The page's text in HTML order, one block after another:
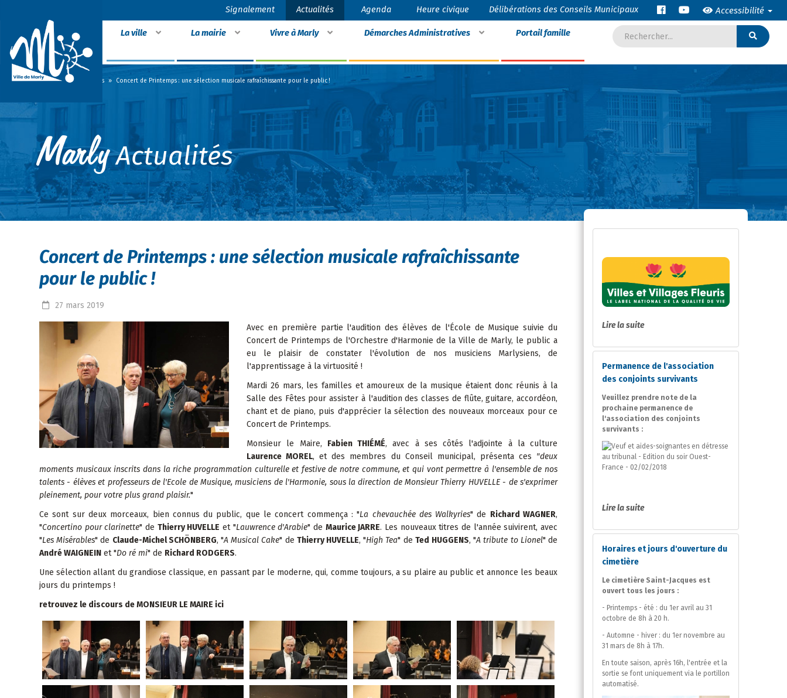
Signalement Actualités Agenda Heure civique Délibérations des Conseils Municipaux Accessibilité
La ville La mairie Vivre à Marly Démarches Administratives Portail famille
Accueil » Actualités » Concert de Printemps : une sélection musicale rafraîchissante pour le public !
Actualités
Concert de Printemps : une sélection musicale rafraîchissante
pour le public !
27 mars 2019
Avec en première partie l'audition des élèves de l'École de Musique suivie du
Concert de Printemps de l'Orchestre d'Harmonie de la Ville de Marly, le public a
eu le plaisir de constater l'évolution de nos musiciens Marlysiens, de
l'apprentissage à la virtuosité !
Mardi 26 mars, les familles et amoureux de la musique étaient donc réunis à la
Salle des Fêtes pour assister à l'audition des classes de flûte, guitare, accordéon,
chant et de piano, puis d'apprécier la sélection des nouveaux morceaux pour ce
Concert de Printemps.
Monsieur le Maire, Fabien THIÉMÉ, avec à ses côtés l'adjointe à la culture
Laurence MOREL, et des membres du Conseil municipal, présenta ces "deux
moments musicaux inscrits dans la riche programmation culturelle et festive de notre commune, et qui vont permettre à l'ensemble de nos
talents - élèves et professeurs de l'Ecole de Musique, musiciens de l'Harmonie, sous la direction de Monsieur Thierry HUVELLE - de s'exprimer
pleinement, pour votre plus grand plaisir."
Ce sont sur deux morceaux, bien connus du public, que le concert commença : "La chevauchée des Walkyries" de Richard WAGNER,
"Concertino pour clarinette" de Thierry HUVELLE et "Lauwrence d'Arabie" de Maurice JARRE. Les nouveaux titres de l'année suivirent, avec
"Les Misérables" de Claude-Michel SCHÖNBERG, "A Musical Cake" de Thierry HUVELLE, "High Tea" de Ted HUGGENS, "A tribute to Lionel" de
André WAIGNEIN et "Do ré mi" de Richard RODGERS.
Une sélection allant du grandiose classique, en passant par le moderne, qui, comme toujours, a su plaire au public et annonce les beaux
jours du printemps !
retrouvez le discours de MONSIEUR LE MAIRE ici
Lire la suite
Permanence de l'association
des conjoints survivants
Veuillez prendre note de la
prochaine permanence de
l'association des conjoints
survivants :
Lire la suite
Horaires et jours d'ouverture du
cimetière
Le cimetière Saint-Jacques est
ouvert tous les jours :
- Printemps - été : du 1er avril au 31
octobre de 8h à 20 h.
- Automne - hiver : du 1er novembre au
31 mars de 8h à 17h.
En toute saison, après 16h, l'entrée et la
sortie se font uniquement via le portillon
automatisé.